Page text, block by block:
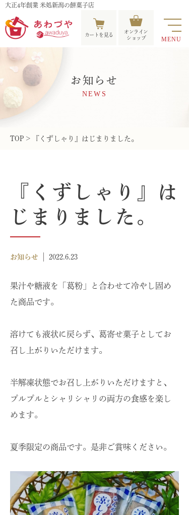
お知らせ
NEWS
RECRUIT
お買い物ガイド
大正4年創業 米処新潟の餅菓子店
カートを見る
オンライン
ショップ
MENU
お知らせ
NEWS
TOP > 『くずしゃり』はじまりました。
『くずしゃり』は
じまりました。
お知らせ 2022.6.23
果汁や糖液を「葛粉」と合わせて冷やし固め
た商品です。
溶けても液状に戻らず、葛寄せ菓子としてお
召し上がりいただけます。
半解凍状態でお召し上がりいただけますと、
プルプルとシャリシャリの両方の食感を楽し
めます。
夏季限定の商品です。是非ご賞味ください。